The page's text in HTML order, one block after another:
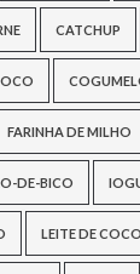
CATCHUP
FARINHA DE MILHO
DE-BICO
LEITE DE COCO